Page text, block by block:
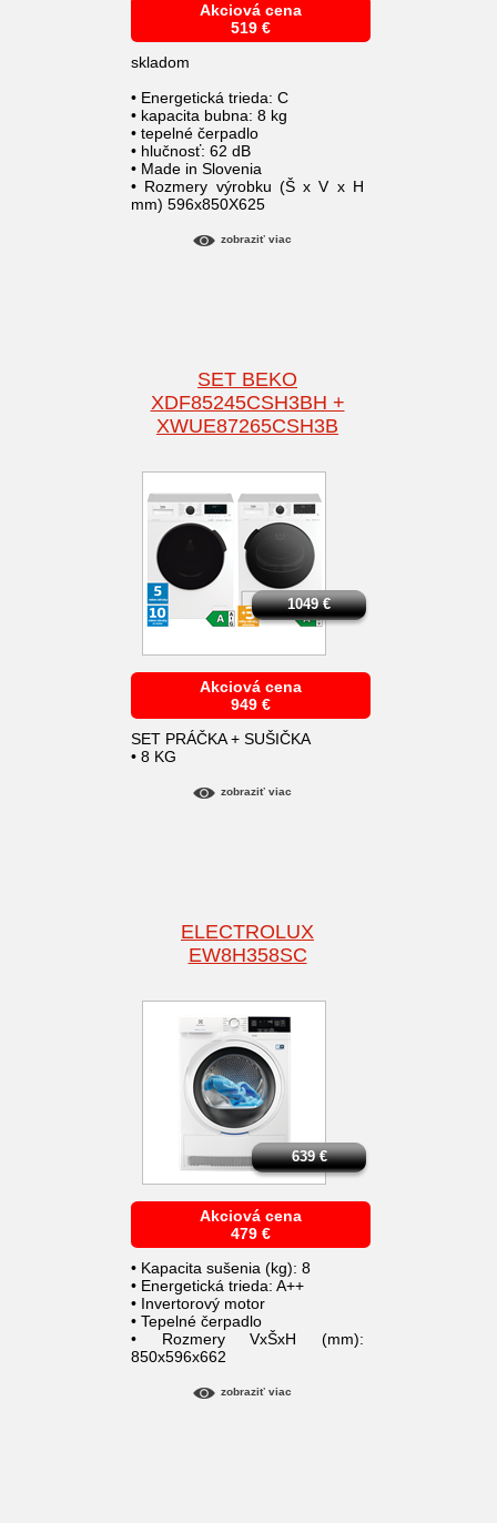
Akciová cena
519 €
skladom
• Energetická trieda: C
• kapacita bubna: 8 kg
• tepelné čerpadlo
• hlučnosť: 62 dB
• Made in Slovenia
• Rozmery výrobku (Š x V x H
mm) 596x850X625
zobraziť viac
SET BEKO
XDF85245CSH3BH +
XWUE87265CSH3B
Akciová cena
949 €
SET PRÁČKA + SUŠIČKA
• 8 KG
1049€
zobraziť viac
ELECTROLUX
EW8H358SC
Akciová cena
479 €
• Kapacita sušenia (kg): 8
• Energetická trieda: A++
• Invertorový motor
• Tepelné čerpadlo
• Rozmery VxŠxH (mm):
850x596x662
639€
zobraziť viac